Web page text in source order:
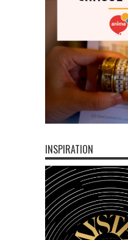
INSPIRATION